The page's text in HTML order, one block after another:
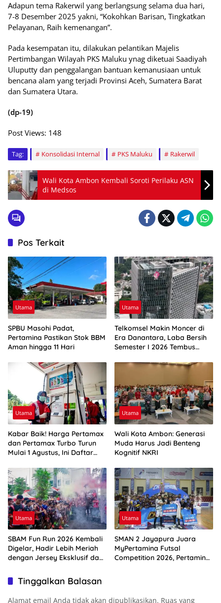
Adapun tema Rakerwil yang berlangsung selama dua hari,
7-8 Desember 2025 yakni, “Kokohkan Barisan, Tingkatkan
Pelayanan, Raih kemenangan”.
Pada kesempatan itu, dilakukan pelantikan Majelis
Pertimbangan Wilayah PKS Maluku ynag diketuai Saadiyah
Uluputty dan penggalangan bantuan kemanusiaan untuk
bencana alam yang terjadi Provinsi Aceh, Sumatera Barat
dan Sumatera Utara.
(dp-19)
Post Views: 148
Tag: Konsolidasi Internal PKS Maluku Rakerwil
Wali Kota Ambon Kembali Soroti Perilaku ASN
di Medsos
Pos Terkait
Utama
SPBU Masohi Padat,
Pertamina Pastikan Stok BBM
Aman hingga 11 Hari
Utama
Telkomsel Makin Moncer di
Era Danantara, Laba Bersih
Semester I 2026 Tembus
Utama
Kabar Baik! Harga Pertamax
dan Pertamax Turbo Turun
Mulai 1 Agustus, Ini Daftar
Utama
Wali Kota Ambon: Generasi
Muda Harus Jadi Benteng
Kognitif NKRI
Utama
SBAM Fun Run 2026 Kembali
Digelar, Hadir Lebih Meriah
dengan Jersey Eksklusif dan
Utama
SMAN 2 Jayapura Juara
MyPertamina Futsal
Competition 2026, Pertamina
Tinggalkan Balasan
Alamat email Anda tidak akan dipublikasikan. Ruas yang